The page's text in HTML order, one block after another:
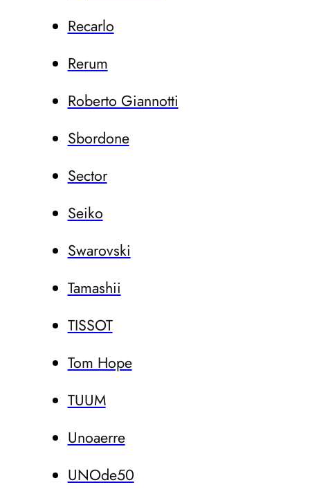
Recarlo
Rerum
Roberto Giannotti
Sbordone
Sector
Seiko
Swarovski
Tamashii
TISSOT
Tom Hope
TUUM
Unoaerre
UNOde50